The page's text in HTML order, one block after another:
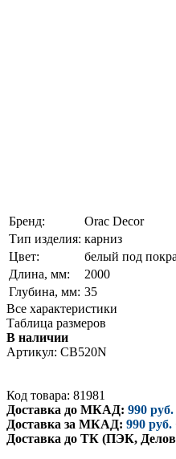
Бренд:
Orac Decor
Тип изделия: карниз
Цвет:
белый под
Длина, мм:
2000
Глубина, мм: 35
Все характеристики
Таблица размеров
В наличии
Артикул: CB520N
Код товара: 81981
Доставка до МКАД: 990 руб.
Доставка за МКАД: 990
Доставка до ТК (ПЭК,